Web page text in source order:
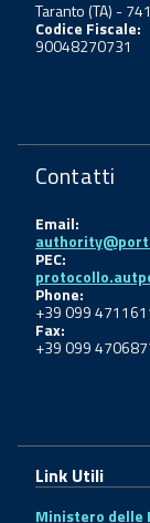
Taranto (TA) -
Codice Fiscale:
90048270731
Contatti
Email:
PEC:
Phone:
+39 099
Fax:
+39 099
Link Utili
Ministero